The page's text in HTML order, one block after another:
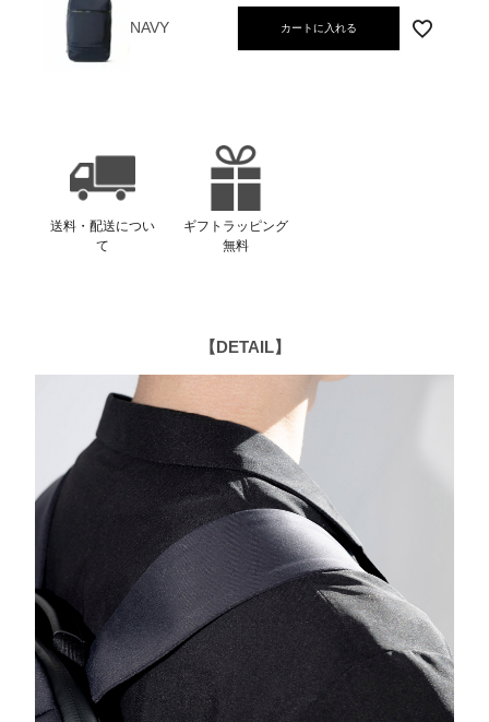
NAVY カートに入れる
送料・配送につい
て
ギフトラッピング
無料
【DETAIL】